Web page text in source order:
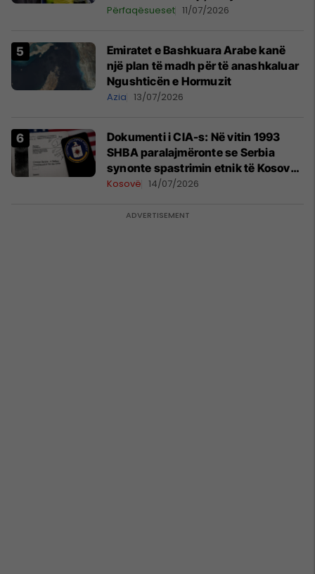
të luante
Përfaqësueset 11/07/2026
Emiratet e Bashkuara Arabe kanë
një plan të madh për të anashkaluar
Ngushticën e Hormuzit
Azia 13/07/2026
Dokumenti i CIA-s: Në vitin 1993
SHBA paralajmëronte se Serbia
synonte spastrimin etnik të Kosovës
dhe destabilizimin e Ballkanit
Kosovë 14/07/2026